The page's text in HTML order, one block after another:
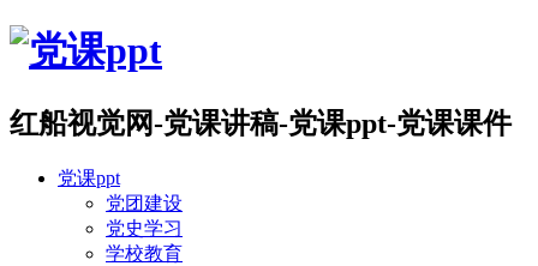
红船视觉网-党课讲稿-党课ppt-党课课件
党课ppt
党团建设
党史学习
学校教育